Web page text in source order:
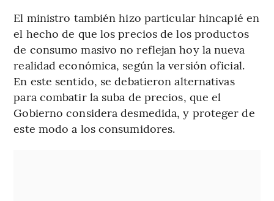
El ministro también hizo particular hincapié en
el hecho de que los precios de los productos
de consumo masivo no reflejan hoy la nueva
realidad económica, según la versión oficial.
En este sentido, se debatieron alternativas
para combatir la suba de precios, que el
Gobierno considera desmedida, y proteger de
este modo a los consumidores.